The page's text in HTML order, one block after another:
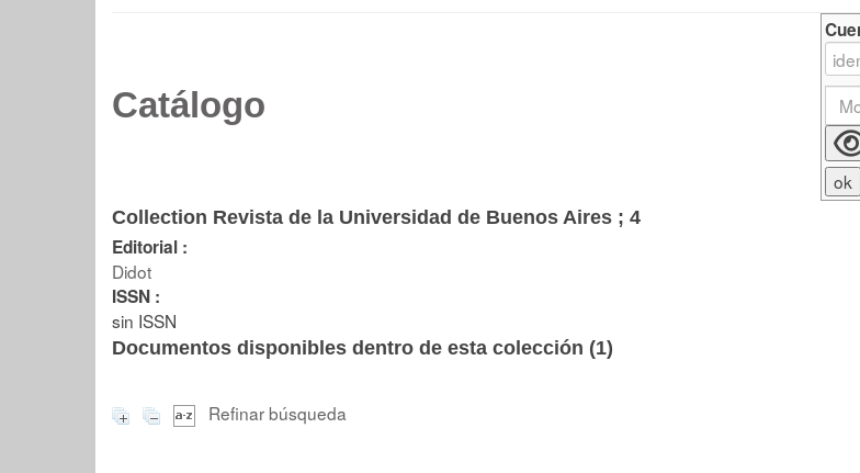
Catálogo
Collection Revista de la Universidad de Buenos Aires ; 4
Editorial :
Didot
ISSN :
sin ISSN
Documentos disponibles dentro de esta colección (1)
Refinar búsqueda